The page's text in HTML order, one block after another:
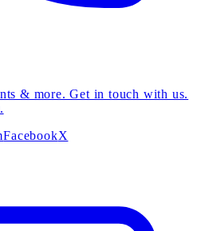
& more. Get in touch with us.
FacebookX